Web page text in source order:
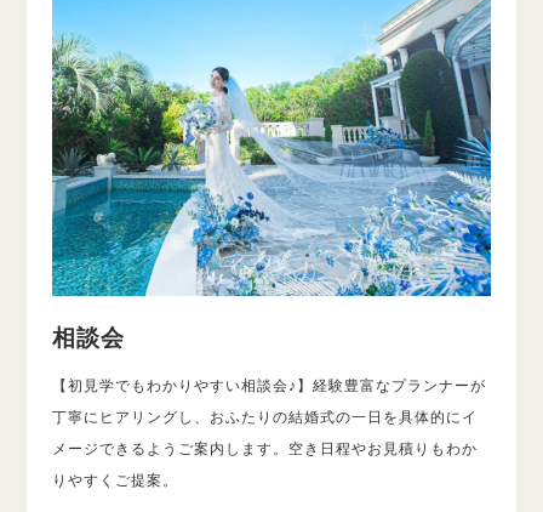
相談会
【初見学でもわかりやすい相談会♪】経験豊富なプランナーが
丁寧にヒアリングし、おふたりの結婚式の一日を具体的にイ
メージできるようご案内します。空き日程やお見積りもわか
りやすくご提案。